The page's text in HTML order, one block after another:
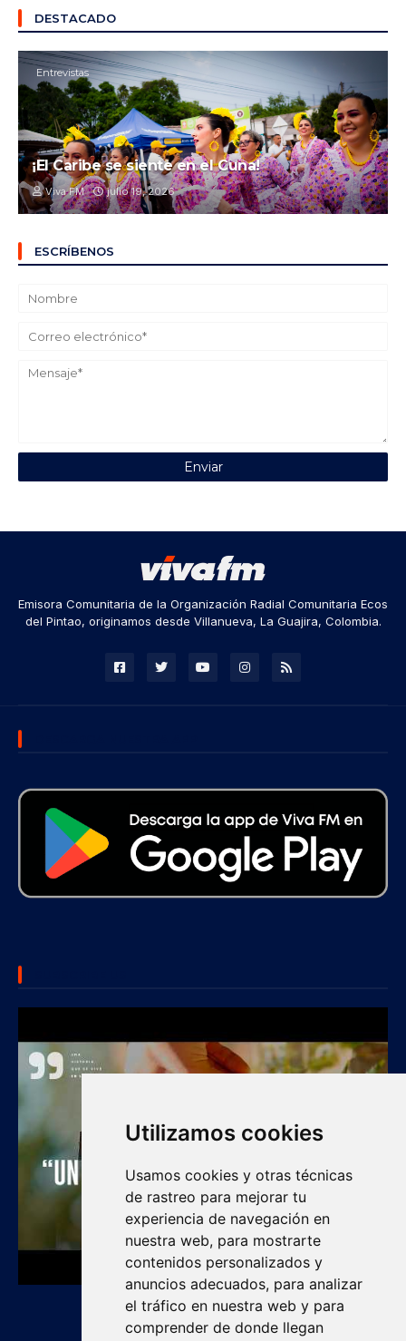
Utilizamos cookies
Usamos cookies y otras técnicas
de rastreo para mejorar tu
experiencia de navegación en
nuestra web, para mostrarte
contenidos personalizados y
anuncios adecuados, para analizar
el tráfico en nuestra web y para
comprender de donde llegan
DESTACADO
Entrevistas
¡El Caribe se siente en el Cuna!
Viva FM julio 19, 2026
ESCRÍBENOS
Emisora Comunitaria de la Organización Radial Comunitaria Ecos
del Pintao, originamos desde Villanueva, La Guajira, Colombia.